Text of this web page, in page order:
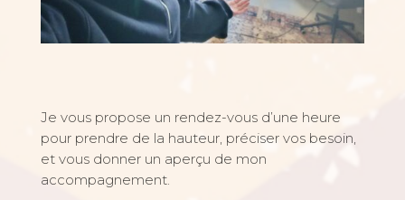
Je vous propose un rendez-vous d’une heure
pour prendre de la hauteur, préciser vos besoin,
et vous donner un aperçu de mon
accompagnement.